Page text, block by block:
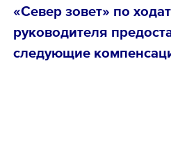
«Север зовет» по
руководителя
следующие